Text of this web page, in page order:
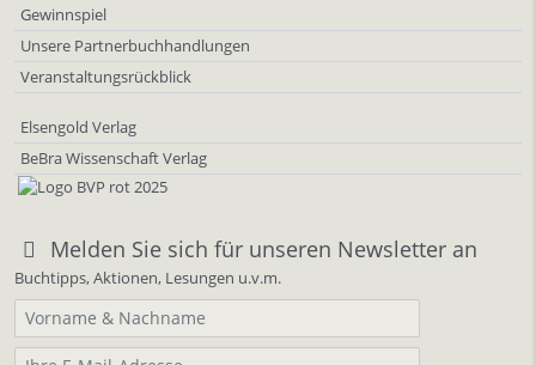
Gewinnspiel
Unsere Partnerbuchhandlungen
Veranstaltungsrückblick
Elsengold Verlag
BeBra Wissenschaft Verlag
Melden Sie sich für unseren Newsletter an
Buchtipps, Aktionen, Lesungen u.v.m.